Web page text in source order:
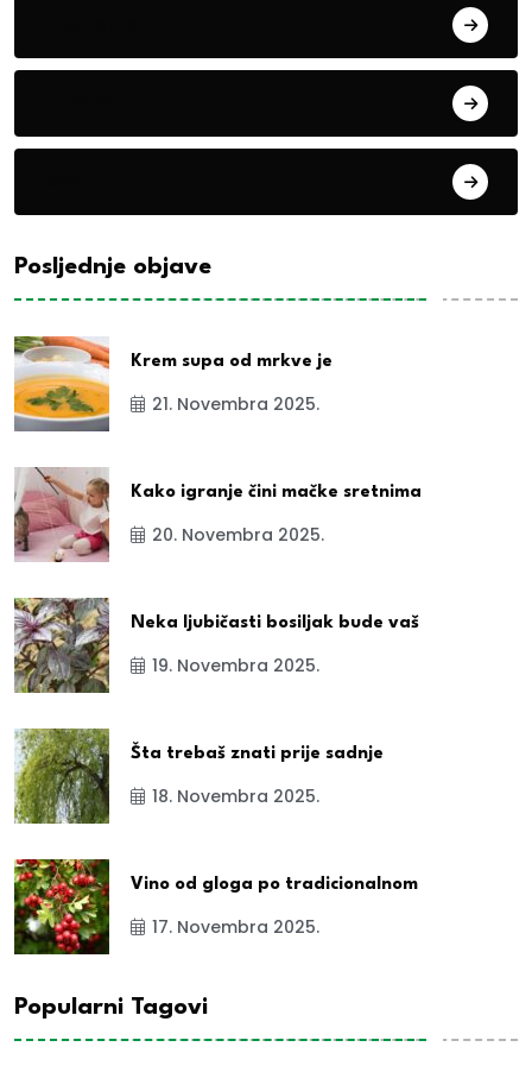
Posljednje objave
Krem supa od mrkve je
21. Novembra 2025.
Kako igranje čini mačke sretnima
20. Novembra 2025.
Neka ljubičasti bosiljak bude vaš
19. Novembra 2025.
Šta trebaš znati prije sadnje
18. Novembra 2025.
Vino od gloga po tradicionalnom
17. Novembra 2025.
Popularni Tagovi